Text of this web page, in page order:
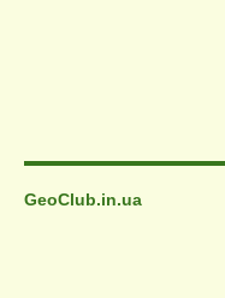
GeoClub.in.ua